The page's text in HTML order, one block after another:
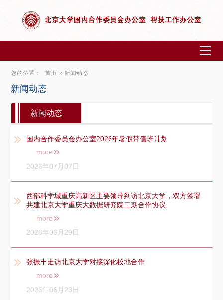
您的位置： 首页 » 新闻动态
新闻动态
新闻动态
国内合作委员会办公室2026年暑假带值班计划
more
2026年07月07日
西部科学城重庆高新区主要领导到访北京大学，双方签署
共建北京大学重庆大数据研究院二期合作协议
more
2026年06月29日
张振丰走访北京大学对接深化校地合作
more
2026年06月23日